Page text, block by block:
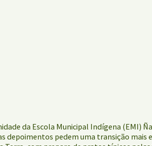
da Escola Municipal Indígena (EMI)
depoimentos pedem uma transição